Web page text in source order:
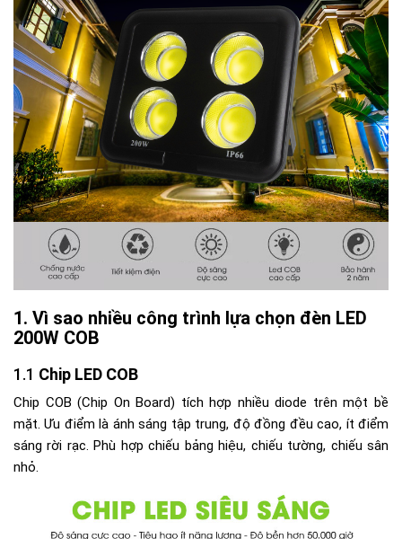
Vì sao nhiều công trình lựa chọn đèn LED
200W COB
Chip LED COB
Chip COB (Chip On Board) tích hợp nhiều diode trên một bề
mặt. Ưu điểm là ánh sáng tập trung, độ đồng đều cao, ít điểm
sáng rời rạc. Phù hợp chiếu bảng hiệu, chiếu tường, chiếu sân
nhỏ.